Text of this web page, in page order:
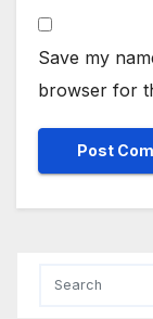
Save my
browser for